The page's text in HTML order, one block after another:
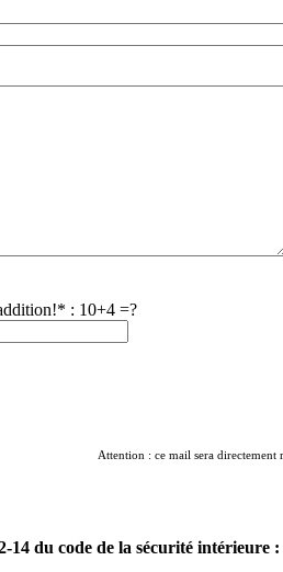
: 10+4 =?
Attention : ce mail sera directement
14 du code de la sécurité